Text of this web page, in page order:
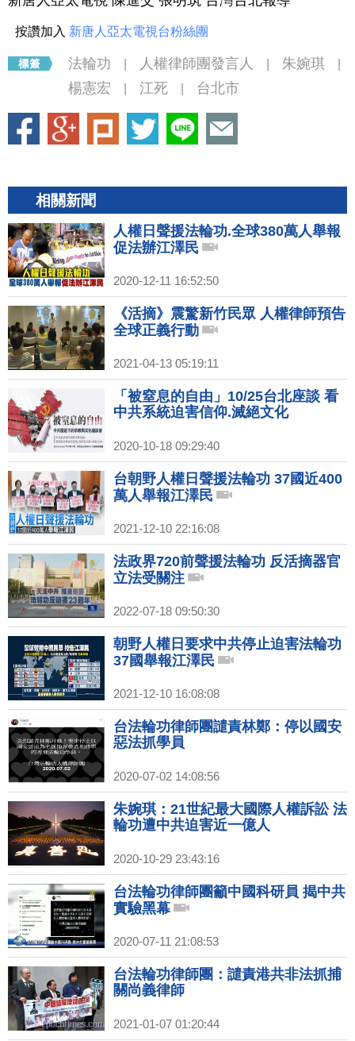
按讚加入 新唐人亞太電視台粉絲團
法輪功 人權律師團發言人 朱婉琪
楊憲宏 江死 台北市
相關新聞
人權日聲援法輪功.全球380萬人舉報
促法辦江澤民
2020-12-11 16:52:50
《活摘》震驚新竹民眾 人權律師預告
全球正義行動
2021-04-13 05:19:11
「被窒息的自由」10/25台北座談 看
中共系統迫害信仰.滅絕文化
2020-10-18 09:29:40
台朝野人權日聲援法輪功 37國近400
萬人舉報江澤民
2021-12-10 22:16:08
法政界720前聲援法輪功 反活摘器官
立法受關注
2022-07-18 09:50:30
朝野人權日要求中共停止迫害法輪功
37國舉報江澤民
2021-12-10 16:08:08
台法輪功律師團譴責林鄭：停以國安
惡法抓學員
2020-07-02 14:08:56
朱婉琪：21世紀最大國際人權訴訟 法
輪功遭中共迫害近一億人
2020-10-29 23:43:16
台法輪功律師團籲中國科研員 揭中共
實驗黑幕
2020-07-11 21:08:53
台法輪功律師團：譴責港共非法抓捕
關尚義律師
2021-01-07 01:20:44